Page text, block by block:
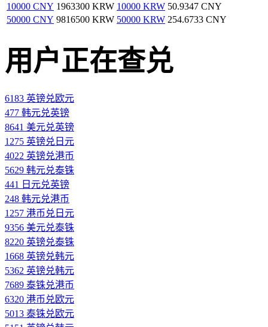
10000 CNY 1963300 KRW 10000 KRW 50.9347 CNY
50000 CNY 9816500 KRW 50000 KRW 254.6733 CNY
用户正在查兑
6183 英镑兑欧元
477 韩元兑英镑
8641 美元兑英镑
1275 英镑兑日元
4022 英镑兑港币
5629 韩元兑泰铢
441 日元兑英镑
248 韩元兑港币
1257 港币兑日元
9356 美元兑泰铢
8220 英镑兑泰铢
1668 英镑兑韩元
5362 英镑兑韩元
7689 泰铢兑港币
6320 港币兑欧元
5013 泰铢兑欧元